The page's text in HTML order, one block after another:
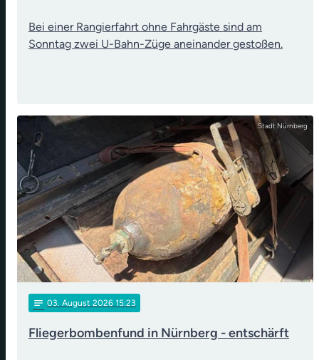
Bei einer Rangierfahrt ohne Fahrgäste sind am
Sonntag zwei U-Bahn-Züge aneinander gestoßen.
Stadt Nürnberg
notes 03 . August 2026 15:23
Fliegerbombenfund in Nürnberg - entschärft